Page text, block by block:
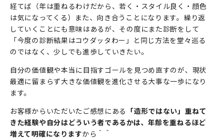
経てば（年は重ねるわけだから、若く・スタイル良く・顔色
は気になってくる）また、向き合うことになります。繰り返
していくことにも意味はあるが、その度にまた診断をして
「今度の診断結果はコウダッタわー」と同じ方法を堂々巡る
のではなく、少しでも進歩していきたい。
自分の価値観や本当に目指すゴールを見つめ直すのが、現状
最適に留まらず大きな価値観を進化させる大事な一歩になり
ます。
お客様からいただいたご感想にある 「造形ではない」重ねて
きた経験や自分はどういう者であるかは、年齢を重ねるほど
増えて明確になりますから＾＾